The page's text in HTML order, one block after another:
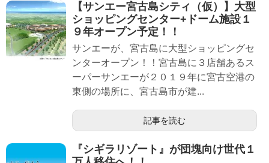
【サンエー宮古島シティ（仮）】大型
ショッピングセンター+ドーム施設１
９年オープン予定！！
サンエーが、宮古島に大型ショッピングセ
ンターオープン！！宮古島に３店舗あるス
ーパーサンエーが２０１９年に宮古空港の
東側の場所に、宮古島市が建...
記事を読む
『シギラリゾート』が団塊向け世代１